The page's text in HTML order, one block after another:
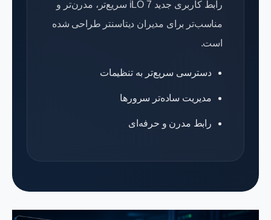
رابط کاربری جدید iLO 7 سریع‌تر، مدرن‌تر و
مناسب‌تر برای مدیران دیتاسنتر طراحی شده
است.
دسترسی سریع‌تر به تنظیمات
مدیریت ساده‌تر سرورها
رابط مدرن و حرفه‌ای